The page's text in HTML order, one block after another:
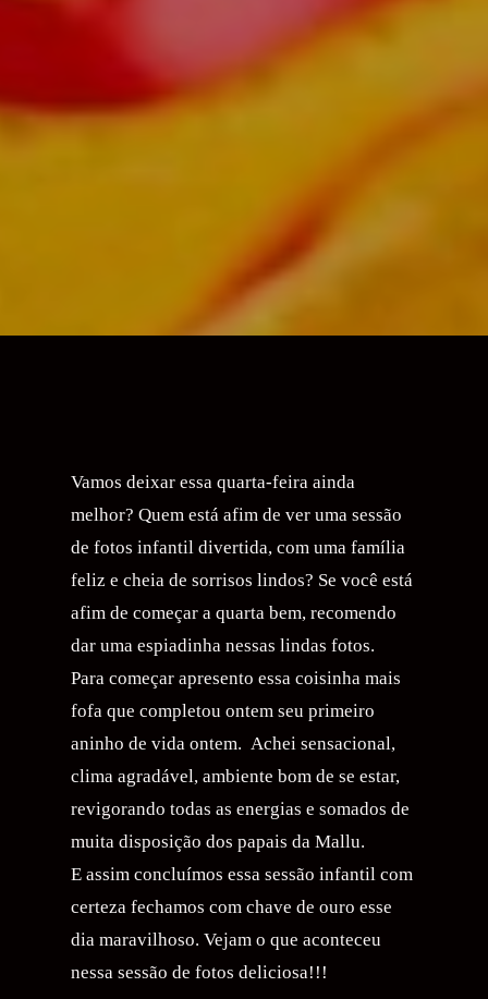
Vamos deixar essa quarta-feira ainda
melhor? Quem está afim de ver uma sessão
de fotos infantil divertida, com uma família
feliz e cheia de sorrisos lindos? Se você está
afim de começar a quarta bem, recomendo
dar uma espiadinha nessas lindas fotos.
Para começar apresento essa coisinha mais
fofa que completou ontem seu primeiro
aninho de vida ontem. Achei sensacional,
clima agradável, ambiente bom de se estar,
revigorando todas as energias e somados de
muita disposição dos papais da Mallu.
E assim concluímos essa sessão infantil com
certeza fechamos com chave de ouro esse
dia maravilhoso. Vejam o que aconteceu
nessa sessão de fotos deliciosa!!!